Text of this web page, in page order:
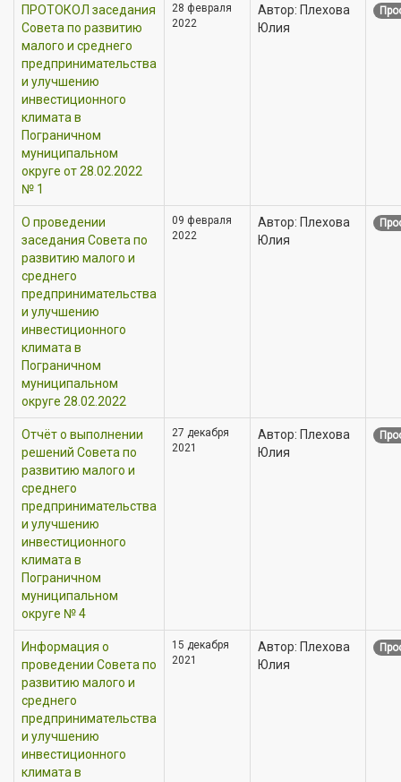
ПРОТОКОЛ заседания
Совета по развитию
малого и среднего
предпринимательства
и улучшению
инвестиционного
климата в
Пограничном
муниципальном
округе от 28.02.2022
№ 1
28 февраля
2022
Автор: Плехова
Юлия
О проведении
заседания Совета по
развитию малого и
среднего
предпринимательства
и улучшению
инвестиционного
климата в
Пограничном
муниципальном
округе 28.02.2022
09 февраля
2022
Автор: Плехова
Юлия
Отчёт о выполнении
решений Совета по
развитию малого и
среднего
предпринимательства
и улучшению
инвестиционного
климата в
Пограничном
муниципальном
округе № 4
27 декабря
2021
Автор: Плехова
Юлия
Информация о
проведении Совета по
развитию малого и
среднего
предпринимательства
и улучшению
инвестиционного
климата в
15 декабря
2021
Автор: Плехова
Юлия